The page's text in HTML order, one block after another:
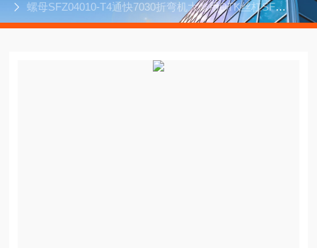
螺母SFZ04010-T4通快7030折弯机大修用DTK丝杠SFZ0
4005-T4